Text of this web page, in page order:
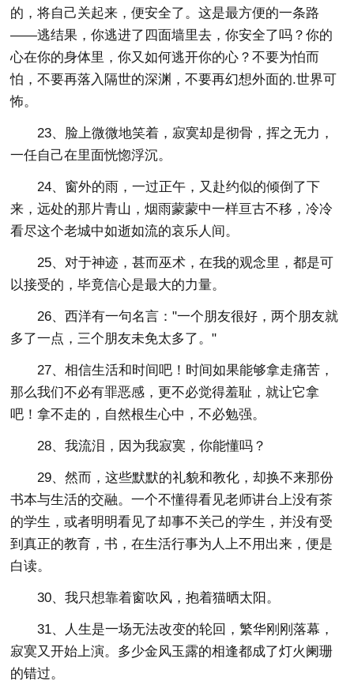
的，将自己关起来，便安全了。这是最方便的一条路
――逃结果，你逃进了四面墙里去，你安全了吗？你的
心在你的身体里，你又如何逃开你的心？不要为怕而
怕，不要再落入隔世的深渊，不要再幻想外面的.世界可
怖。
23、脸上微微地笑着，寂寞却是彻骨，挥之无力，
一任自己在里面恍惚浮沉。
24、窗外的雨，一过正午，又赴约似的倾倒了下
来，远处的那片青山，烟雨蒙蒙中一样亘古不移，冷冷
看尽这个老城中如逝如流的哀乐人间。
25、对于神迹，甚而巫术，在我的观念里，都是可
以接受的，毕竟信心是最大的力量。
26、西洋有一句名言："一个朋友很好，两个朋友就
多了一点，三个朋友未免太多了。"
27、相信生活和时间吧！时间如果能够拿走痛苦，
那么我们不必有罪恶感，更不必觉得羞耻，就让它拿
吧！拿不走的，自然根生心中，不必勉强。
28、我流泪，因为我寂寞，你能懂吗？
29、然而，这些默默的礼貌和教化，却换不来那份
书本与生活的交融。一个不懂得看见老师讲台上没有茶
的学生，或者明明看见了却事不关己的学生，并没有受
到真正的教育，书，在生活行事为人上不用出来，便是
白读。
30、我只想靠着窗吹风，抱着猫晒太阳。
31、人生是一场无法改变的轮回，繁华刚刚落幕，
寂寞又开始上演。多少金风玉露的相逢都成了灯火阑珊
的错过。